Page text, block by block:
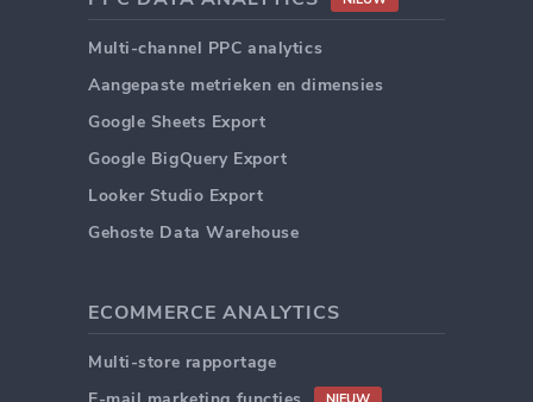
Multi-channel PPC analytics
Aangepaste metrieken en dimensies
Google Sheets Export
Google BigQuery Export
Looker Studio Export
Gehoste Data Warehouse
ECOMMERCE ANALYTICS
Multi-store rapportage